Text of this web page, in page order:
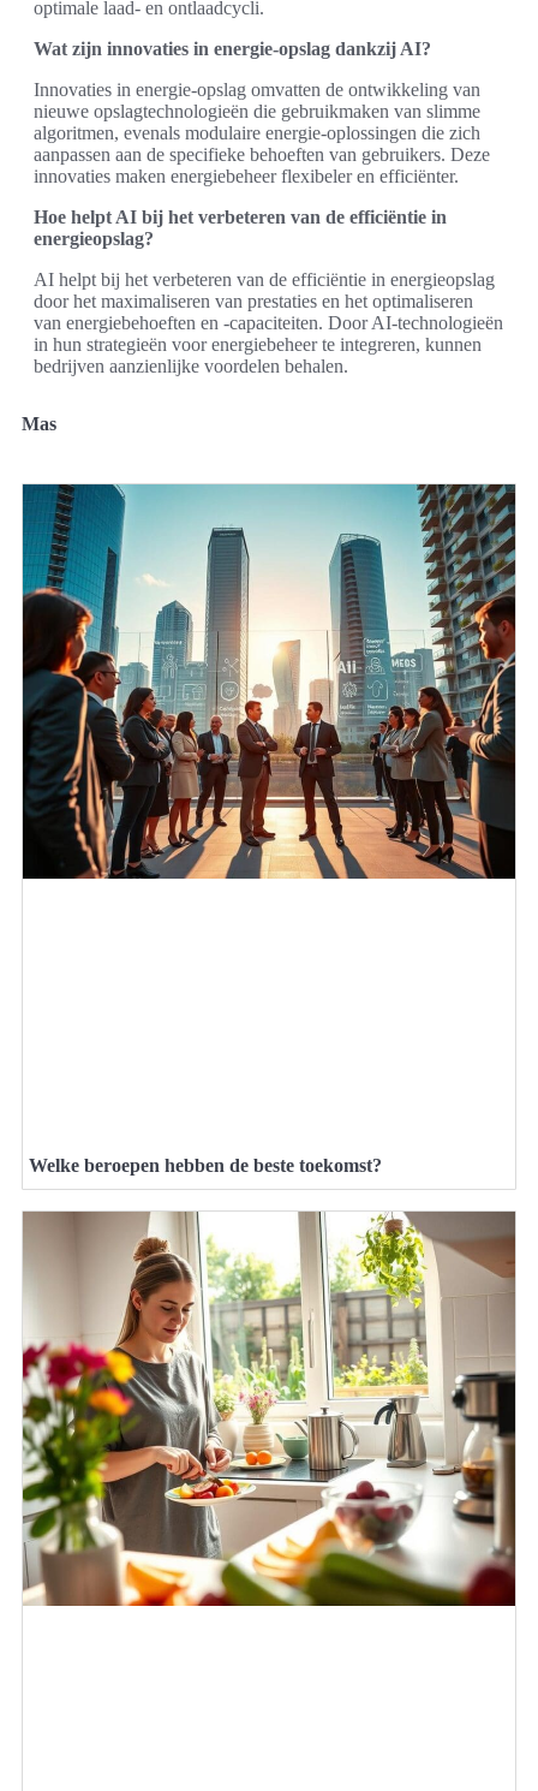
optimale laad- en ontlaadcycli.
Wat zijn innovaties in energie-opslag dankzij AI?
Innovaties in energie-opslag omvatten de ontwikkeling van
nieuwe opslagtechnologieën die gebruikmaken van slimme
algoritmen, evenals modulaire energie-oplossingen die zich
aanpassen aan de specifieke behoeften van gebruikers. Deze
innovaties maken energiebeheer flexibeler en efficiënter.
Hoe helpt AI bij het verbeteren van de efficiëntie in
energieopslag?
AI helpt bij het verbeteren van de efficiëntie in energieopslag
door het maximaliseren van prestaties en het optimaliseren
van energiebehoeften en -capaciteiten. Door AI-technologieën
in hun strategieën voor energiebeheer te integreren, kunnen
bedrijven aanzienlijke voordelen behalen.
Mas
Welke beroepen hebben de beste toekomst?